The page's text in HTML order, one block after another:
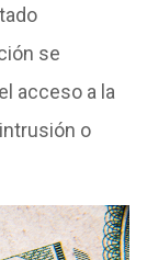
se
acceso a la
o